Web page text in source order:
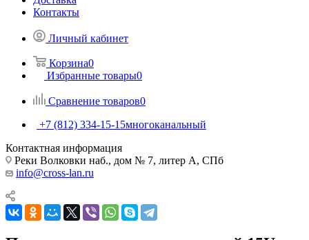
Контакты
Личный кабинет
Корзина0
Избранные товары0
Сравнение товаров0
+7 (812) 334-15-15многоканальный
Контактная информация
Реки Волковки наб., дом № 7, литер А, СПб
info@cross-lan.ru